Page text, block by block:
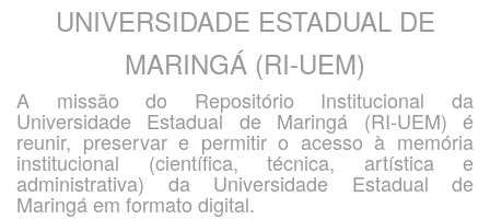
UNIVERSIDADE ESTADUAL DE
MARINGÁ (RI-UEM)
A missão do Repositório Institucional da
Universidade Estadual de Maringá (RI-UEM) é
reunir, preservar e permitir o acesso à memória
institucional (científica, técnica, artística e
administrativa) da Universidade Estadual de
Maringá em formato digital.